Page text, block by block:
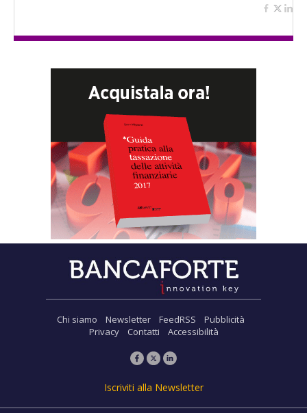
Chi siamo Newsletter FeedRSS
Pubblicità
Privacy
Contatti Accessibilità
Iscriviti alla Newsletter